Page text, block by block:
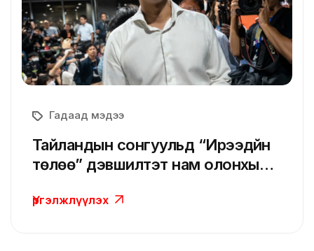
Гадаад мэдээ
Тайландын сонгуульд “Ирээдүйн
төлөө” дэвшилтэт нам олонхын
Үргэлжлүүлэх